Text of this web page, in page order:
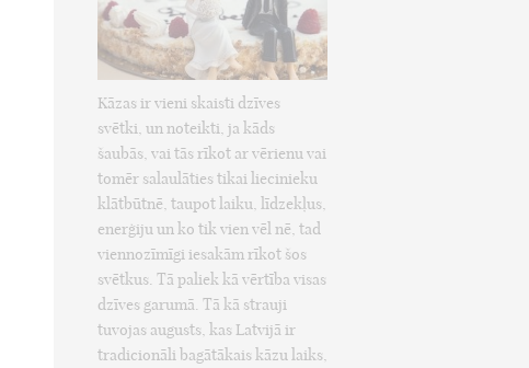
Kāzas ir vieni skaisti dzīves
svētki, un noteikti, ja kāds
šaubās, vai tās rīkot ar vērienu vai
tomēr salaulāties tikai liecinieku
klātbūtnē, taupot laiku, līdzekļus,
enerģiju un ko tik vien vēl nē, tad
viennozīmīgi iesakām rīkot šos
svētkus. Tā paliek kā vērtība visas
dzīves garumā. Tā kā strauji
tuvojas augusts, kas Latvijā ir
tradicionāli bagātākais kāzu laiks,